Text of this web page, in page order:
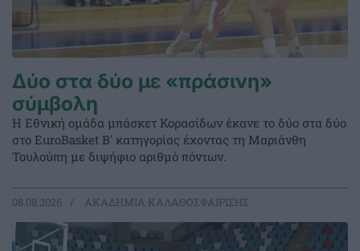
Δύο στα δύο με «πράσινη»
σύμβολη
Η Εθνική ομάδα μπάσκετ Κορασίδων έκανε το δύο στα δύο
στο EuroBasket Β' κατηγορίας έχοντας τη Μαριάνθη
Τουλούπη με διψήφιο αριθμό πόντων.
08.08.2026 ΑΚΑΔΗΜΙΑ ΚΑΛΑΘΟΣΦΑΙΡΙΣΗΣ